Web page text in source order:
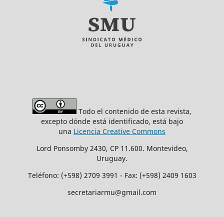
Todo el contenido de esta revista,
excepto dónde está identificado, está bajo
una Licencia Creative Commons
Lord Ponsomby 2430, CP 11.600. Montevideo,
Uruguay.
Teléfono: (+598) 2709 3991 - Fax: (+598) 2409 1603
secretariarmu@gmail.com